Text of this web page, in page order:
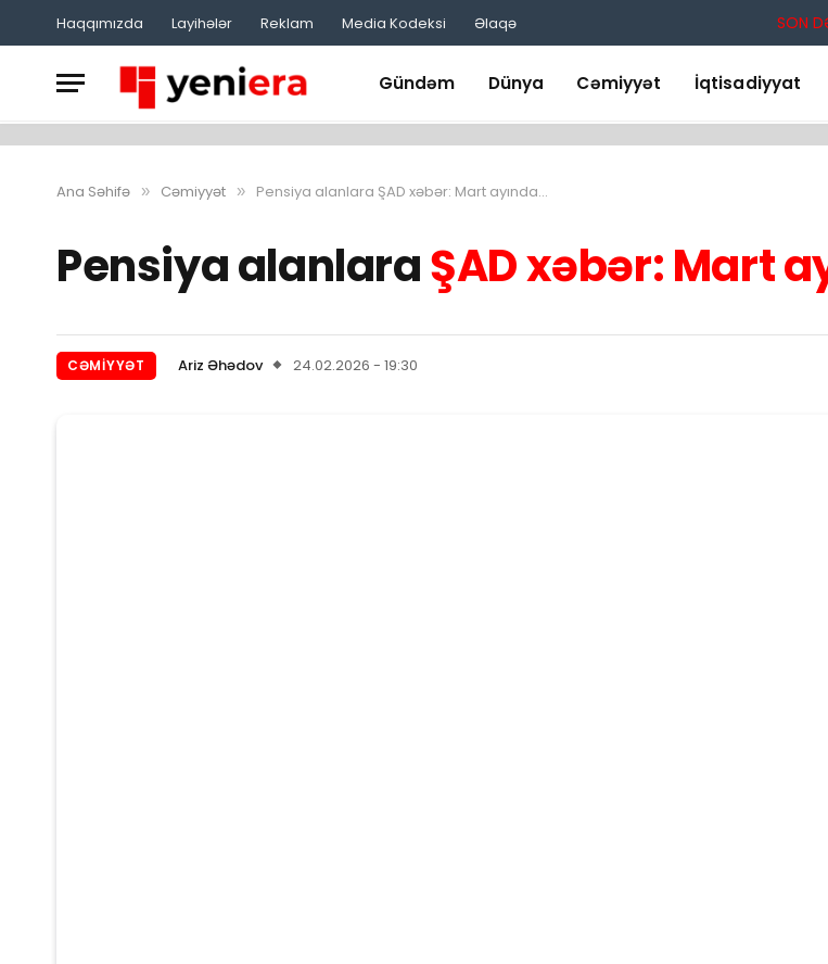
Haqqımızda Layihələr Reklam Media Kodeksi Əlaqə SON
Gündəm Dünya Cəmiyyət İqtisadiyyat
Ana Səhifə » Cəmiyyət » Pensiya alanlara ŞAD xəbər: Mart ayında…
Pensiya alanlaraŞAD xəbər: Mart
CƏMIYYƏT Ariz Əhədov 24.02.2026 - 19:30